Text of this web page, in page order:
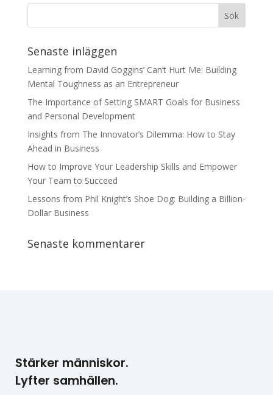
Senaste inläggen
Learning from David Goggins’ Can’t Hurt Me: Building
Mental Toughness as an Entrepreneur
The Importance of Setting SMART Goals for Business
and Personal Development
Insights from The Innovator’s Dilemma: How to Stay
Ahead in Business
How to Improve Your Leadership Skills and Empower
Your Team to Succeed
Lessons from Phil Knight’s Shoe Dog: Building a Billion-
Dollar Business
Senaste kommentarer
Stärker människor.
Lyfter samhällen.